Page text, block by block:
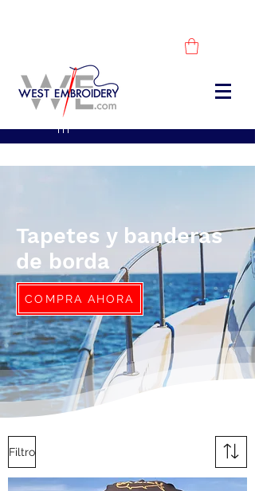
DESCUBRE NUESTROS PRODUCTOS -
COMPRA AHORA
sales@westembroidery.co
m
Tapetes y banderas
de borda
COMPRA AHORA
Filtro